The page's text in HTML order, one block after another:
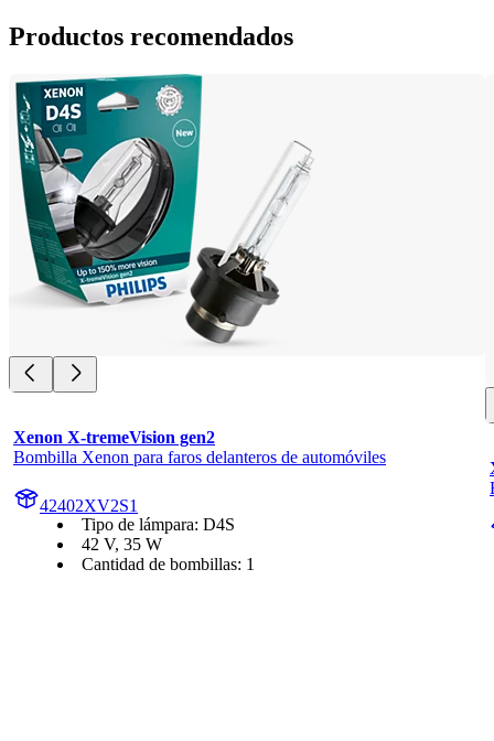
Productos recomendados
Xenon X-tremeVision gen2
Bombilla Xenon para faros delanteros de automóviles
42402XV2S1
Tipo de lámpara: D4S
42 V, 35 W
Cantidad de bombillas: 1